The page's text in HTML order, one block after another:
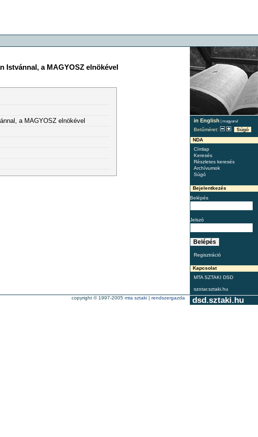
in English | magyarul
Betűméret:
Súgó
NDA
Címlap
Keresés
Részletes keresés
Archívumok
Súgó
Bejelentkezés
Belépés
Jelszó
Regisztráció
Kapcsolat
MTA SZTAKI DSD
szotar.sztaki.hu
Istvánnal, a MAGYOSZ elnökével
a MAGYOSZ elnökével
dsd.sztaki.hu
copyright © 1997-2005 mta sztaki | rendszergazda